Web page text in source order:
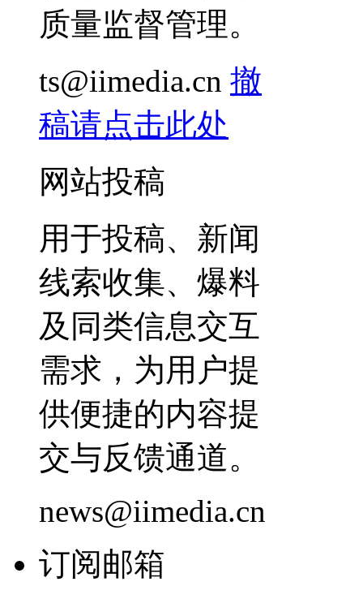
质量监督管理。
ts@iimedia.cn 撤
稿请点击此处
网站投稿
用于投稿、新闻
线索收集、爆料
及同类信息交互
需求，为用户提
供便捷的内容提
交与反馈通道。
news@iimedia.cn
订阅邮箱